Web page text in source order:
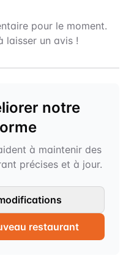
pour le moment.
laisser un avis !
notre
à maintenir des
précises et à jour.
restaurant